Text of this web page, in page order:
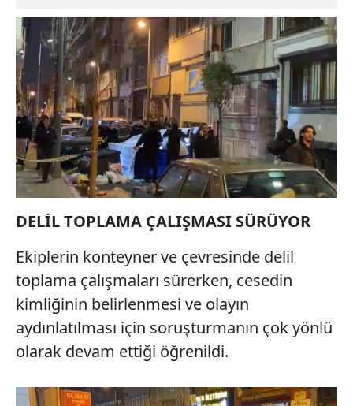
kullanılmaktadır. Diğer çerezler, sitemizin daha işlevsel
kılınması ve kişiselleştirilmesi ve sizlere yönelik
reklam/pazarlama faaliyetlerinin yapılması, amaçlarıyla
sınırlı olarak açık rızanız dahilinde kullanılacaktır.
Çerezlere ilişkin tercihlerinizi aşağıda yer alan panel
vasıtasıyla belirleyebilirsiniz. Çerezlere ilişkin detaylı bilgi
için Ayarlar butonuna tıklayabilir,Çerez Bilgilendirme
Metnimiziziyaret edebilirsiniz.
6698 sayılı Kişisel Verilerin Korunması Kanunu uyarınca
hazırlanmış Aydınlatma Metnimizi okumak ve sitemizde
ilgili mevzuata uygun olarak kullanılan çerezlerle ilgili bilgi
almak için lütfen
tıklayınız
DELİL TOPLAMA ÇALIŞMASI SÜRÜYOR
Ekiplerin konteyner ve çevresinde delil
toplama çalışmaları sürerken, cesedin
kimliğinin belirlenmesi ve olayın
aydınlatılması için soruşturmanın çok yönlü
olarak devam ettiği öğrenildi.